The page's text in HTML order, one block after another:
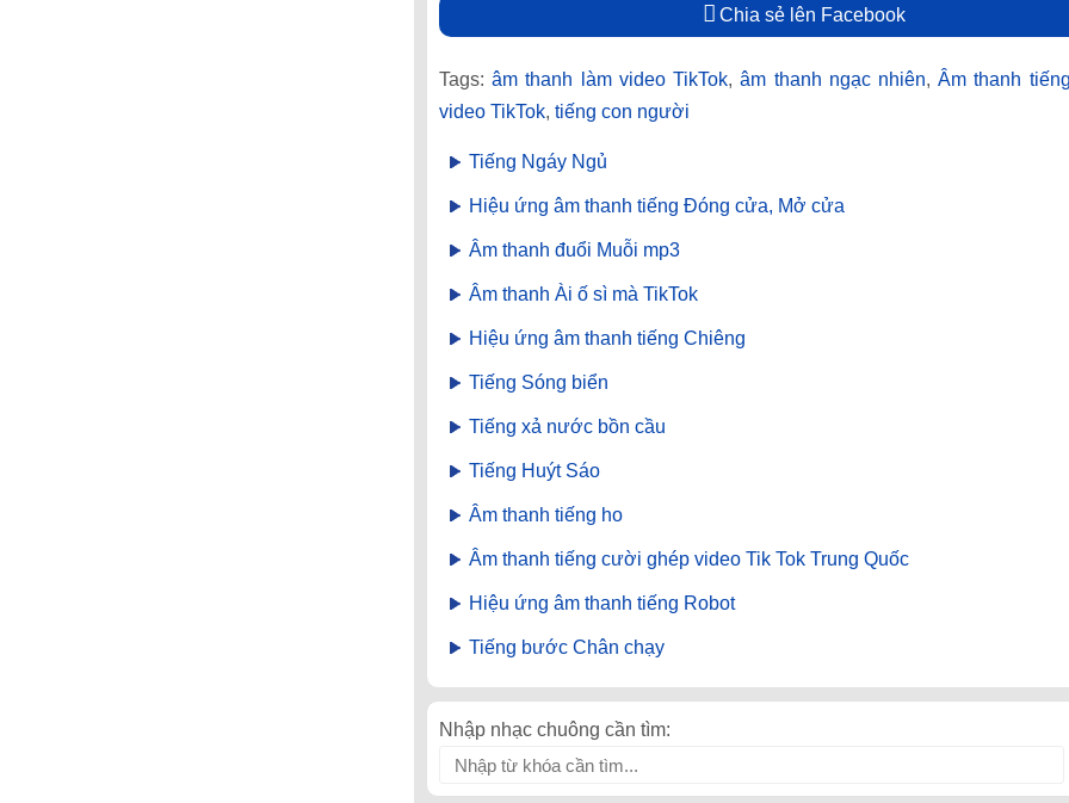
Chia sẻ lên Facebook
Tags:âm thanh làm video TikTok,âm thanh ngạc nhiên,Âm thanh
video TikTok, tiếng con người
Tiếng Ngáy Ngủ
Hiệu ứng âm thanh tiếng Đóng cửa, Mở cửa
Âm thanh đuổi Muỗi mp3
Âm thanh Ài ố sì mà TikTok
Hiệu ứng âm thanh tiếng Chiêng
Tiếng Sóng biển
Tiếng xả nước bồn cầu
Tiếng Huýt Sáo
Âm thanh tiếng ho
Âm thanh tiếng cười ghép video Tik Tok Trung Quốc
Hiệu ứng âm thanh tiếng Robot
Tiếng bước Chân chạy
Nhập nhạc chuông cần tìm: